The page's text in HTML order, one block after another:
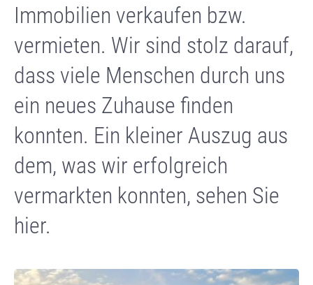
Immobilien verkaufen bzw.
vermieten. Wir sind stolz darauf,
dass viele Menschen durch uns
ein neues Zuhause finden
konnten. Ein kleiner Auszug aus
dem, was wir erfolgreich
vermarkten konnten, sehen Sie
hier.